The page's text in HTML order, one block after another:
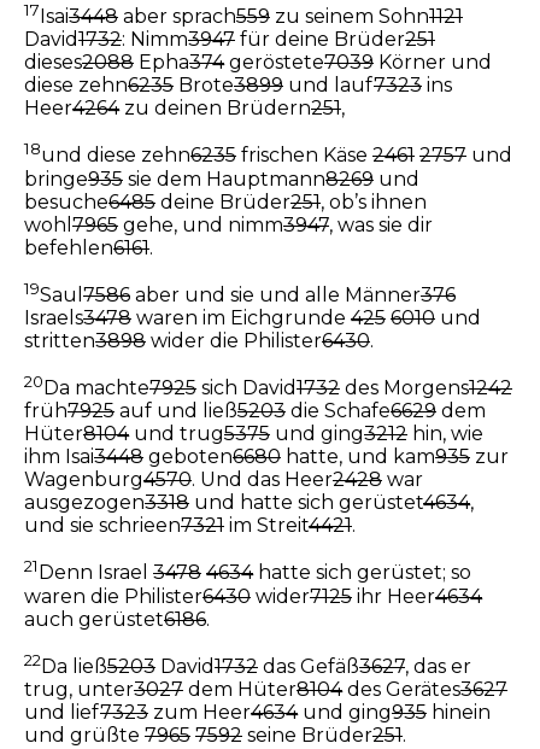
17 Isai3448 aber sprach559 zu seinem Sohn1121
David1732: Nimm3947 für deine Brüder251
dieses2088 Epha374geröstete7039 Körner und
diese zehn6235 Brote3899 und lauf7323 ins
Heer4264zu deinen Brüdern251,
18und diese zehn6235 frischen Käse 2461 2757 und
bringe935 sie dem Hauptmann8269 und
besuche6485 deine Brüder251, ob’s ihnen
wohl 7965 gehe, und nimm3947, was sie dir
befehlen6161.
19Saul 7586 aber und sie und alle Männer376
Israels3478 waren im Eichgrunde 425 6010 und
stritten3898 wider die Philister6430.
20 Da machte7925 sich David1732 des Morgens1242
früh7925 auf und ließ5203 die Schafe6629 dem
Hüter8104und trug5375 und ging3212 hin, wie
ihm Isai3448 geboten6680 hatte, und kam935 zur
Wagenburg4570. Und das Heer2428 war
ausgezogen3318 und hatte sich gerüstet4634,
und sie schrieen7321 im Streit4421.
21 Denn Israel 3478 4634hatte sich gerüstet; so
waren die Philister6430 wider7125 ihr Heer4634
auch gerüstet6186.
22Da ließ5203 David1732 das Gefäß3627, das er
trug, unter3027 dem Hüter8104des Gerätes3627
und lief7323 zum Heer4634und ging935 hinein
und grüßte 7965 7592 seine Brüder251.